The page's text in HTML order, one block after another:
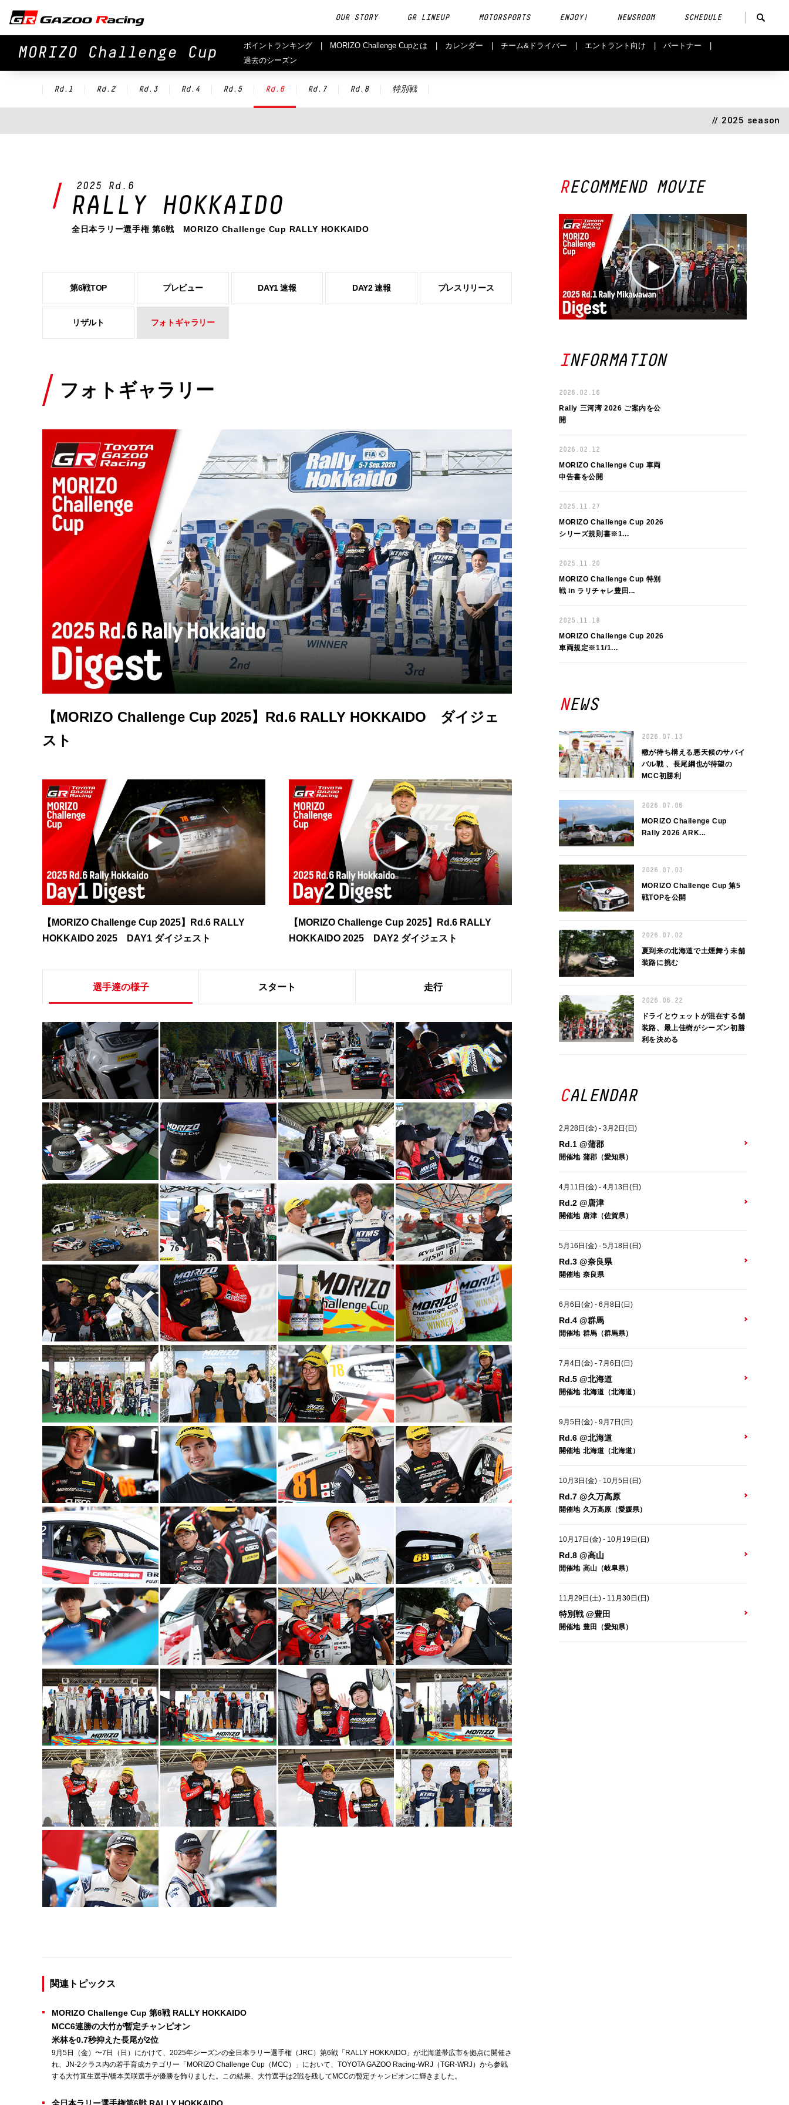
OUR STORY GR LINEUP MOTORSPORTS ENJOY! NEWSROOM SCHEDULE
MORIZO Challenge Cup ポイントランキング MORIZO Challenge Cupとは カレンダー チーム&ドライバー エントラント向け
パートナー
過去のシーズン
// 2025 season
Rd.1 Rd.2 Rd.3 Rd.4 Rd.5 Rd.6 Rd.7 Rd.8 特別戦
2025 Rd.6
RALLY HOKKAIDO
全日本ラリー選手権 第6戦 MORIZO Challenge Cup RALLY HOKKAIDO
第6戦TOP プレビュー DAY1 速報 DAY2 速報 プレスリリース
リザルト フォトギャラリー
フォトギャラリー
【MORIZO Challenge Cup 2025】Rd.6 RALLY HOKKAIDO ダイジェ
スト
【MORIZO Challenge Cup 2025】Rd.6 RALLY
HOKKAIDO 2025 DAY1 ダイジェスト
【MORIZO Challenge Cup 2025】Rd.6 RALLY
HOKKAIDO 2025 DAY2 ダイジェスト
選手達の様子 スタート 走行
関連トピックス
MORIZO Challenge Cup 第6戦 RALLY HOKKAIDO
MCC6連勝の大竹が暫定チャンピオン
米林を0.7秒抑えた長尾が2位
9月5日（金）〜7日（日）にかけて、2025年シーズンの全日本ラリー選手権（JRC）第6戦「RALLY HOKKAIDO」が北海道帯広市を拠点に開催さ
れ、JN-2クラス内の若手育成カテゴリー「MORIZO Challenge Cup（MCC）」において、TOYOTA GAZOO Racing-WRJ（TGR-WRJ）から参戦
する大竹直生選手/橋本美咲選手が優勝を飾りました。この結果、大竹選手は2戦を残してMCCの暫定チャンピオンに輝きました。
RECOMMEND MOVIE
INFORMATION
2026.02.16
Rally 三河湾 2026 ご案内を公
開
2026.02.12
MORIZO Challenge Cup 車両
申告書を公開
2025.11.27
MORIZO Challenge Cup 2026
シリーズ規則書※1...
2025.11.20
MORIZO Challenge Cup 特別
戦 in ラリチャレ豊田...
2025.11.18
MORIZO Challenge Cup 2026
車両規定※11/1...
NEWS
2026.07.13
轍が待ち構える悪天候のサバイ
バル戦 、長尾綱也が待望の
MCC初勝利
2026.07.06
MORIZO Challenge Cup
Rally 2026 ARK...
2026.07.03
MORIZO Challenge Cup 第5
戦TOPを公開
2026.07.02
夏到来の北海道で土煙舞う未舗
装路に挑む
2026.06.22
ドライとウェットが混在する舗
装路、最上佳樹がシーズン初勝
利を決める
CALENDAR
2月28日(金) - 3月2日(日)
Rd.1 @蒲郡
開催地 蒲郡（愛知県）
4月11日(金) - 4月13日(日)
Rd.2 @唐津
開催地 唐津（佐賀県）
5月16日(金) - 5月18日(日)
Rd.3 @奈良県
開催地 奈良県
6月6日(金) - 6月8日(日)
Rd.4 @群馬
開催地 群馬（群馬県）
7月4日(金) - 7月6日(日)
Rd.5 @北海道
開催地 北海道（北海道）
9月5日(金) - 9月7日(日)
Rd.6 @北海道
開催地 北海道（北海道）
10月3日(金) - 10月5日(日)
Rd.7 @久万高原
開催地 久万高原（愛媛県）
10月17日(金) - 10月19日(日)
Rd.8 @高山
開催地 高山（岐阜県）
11月29日(土) - 11月30日(日)
特別戦 @豊田
開催地 豊田（愛知県）